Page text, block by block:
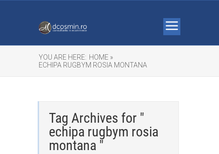
YOU ARE HERE: HOME »
ECHIPA RUGBYM ROSIA MONTANA
Tag Archives for "
echipa rugbym rosia
montana "